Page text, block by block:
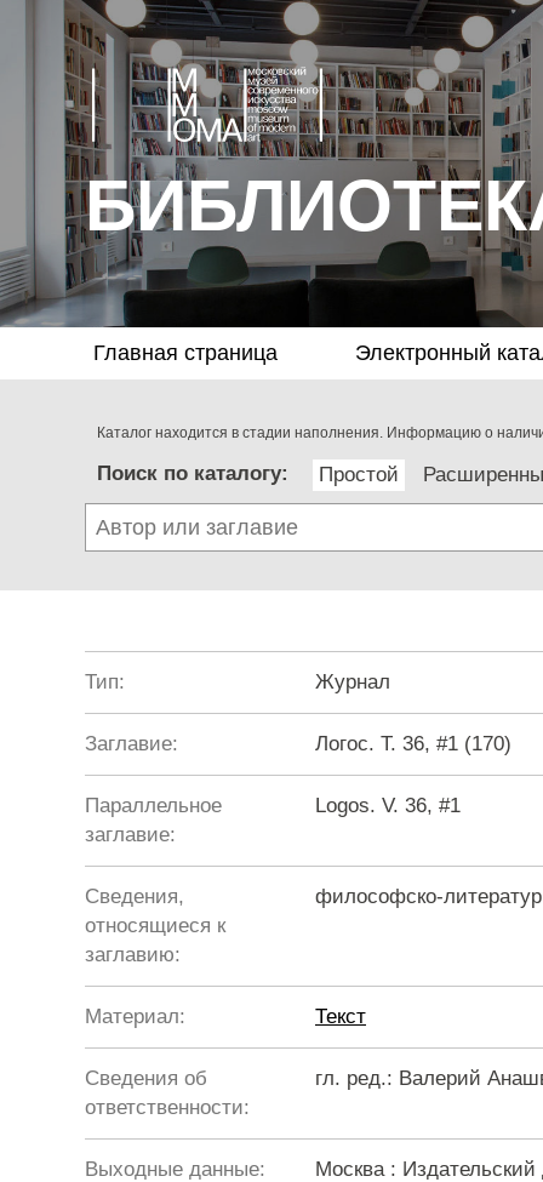
Главная страница Электронный
Каталог находится в стадии наполнения. Информацию о
Поиск по каталогу: Простой
Тип: Журнал
Заглавие: Логос. Т. 36, #1 (170)
Параллельное
заглавие:
Logos. V. 36, #1
Сведения,
относящиеся к
заглавию:
философско-
Материал: Текст
Сведения об
ответственности:
гл. ред.: Валерий
Выходные данные:
Москва :